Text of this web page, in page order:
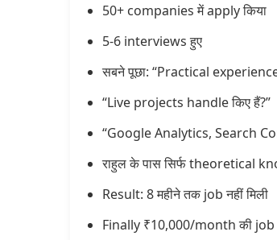
50+ companies में apply किया
5-6 interviews हुए
सबने पूछा: “Practical
“Live projects handle किए हैं?”
“Google Analytics, Search
राहुल के पास सिर्फ theoretical
Result: 8 महीने तक job नहीं मिली
Finally ₹10,000/month की job